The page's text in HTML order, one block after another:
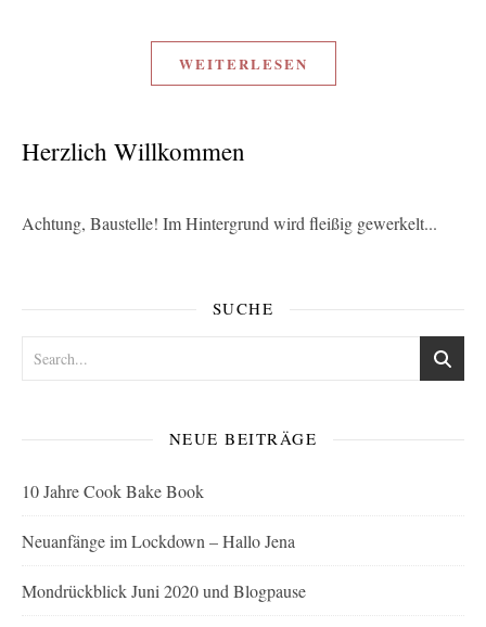
WEITERLESEN
Herzlich Willkommen
Achtung, Baustelle! Im Hintergrund wird fleißig gewerkelt...
SUCHE
NEUE BEITRÄGE
10 Jahre Cook Bake Book
Neuanfänge im Lockdown – Hallo Jena
Mondrückblick Juni 2020 und Blogpause